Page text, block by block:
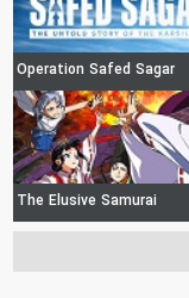
Operation Safed Sagar
The Elusive Samurai